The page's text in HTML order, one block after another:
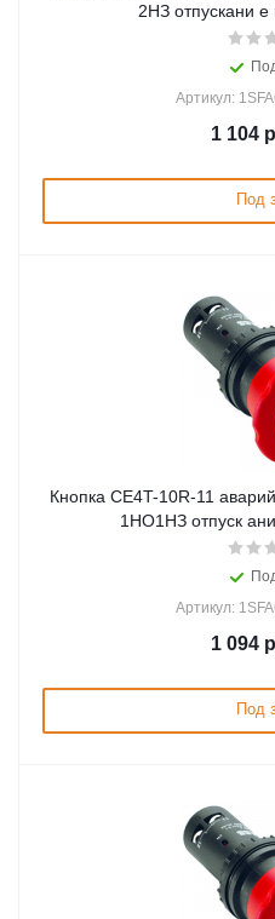
2НЗ отпускани
Артикул:
1 104
Под
Кнопка CE4T-10R-11
1НО1НЗ отпуск
Артикул:
1 094
Под